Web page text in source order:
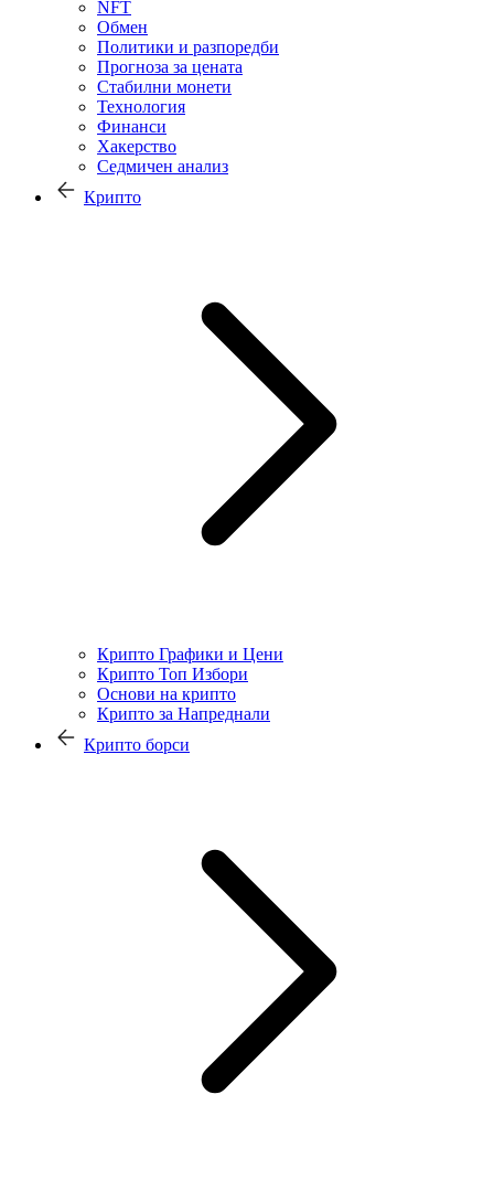
NFT
Обмен
Политики и разпоредби
Прогноза за цената
Стабилни монети
Технология
Финанси
Хакерство
Седмичен анализ
Крипто
Крипто Графики и Цени
Крипто Топ Избори
Основи на крипто
Крипто за Напреднали
Крипто борси